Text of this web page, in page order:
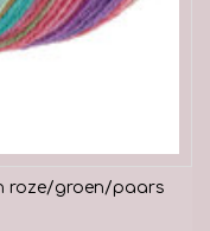
roze/groen/paars